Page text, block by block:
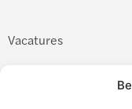
Vacatures